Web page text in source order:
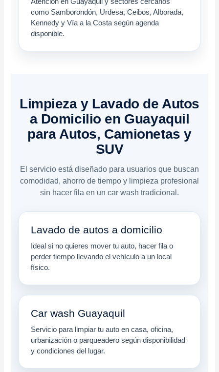
como Samborondón, Urdesa, Ceibos, Alborada,
Kennedy y Vía a la Costa según agenda
disponible.
Limpieza y Lavado de Autos
a Domicilio en Guayaquil
para Autos, Camionetas y
SUV
El servicio está diseñado para usuarios que buscan
comodidad, ahorro de tiempo y limpieza profesional
sin hacer fila en un car wash tradicional.
Lavado de autos a domicilio
Ideal si no quieres mover tu auto, hacer fila o
perder tiempo llevando el vehículo a un local
físico.
Car wash Guayaquil
Servicio para limpiar tu auto en casa, oficina,
urbanización o parqueadero según disponibilidad
y condiciones del lugar.